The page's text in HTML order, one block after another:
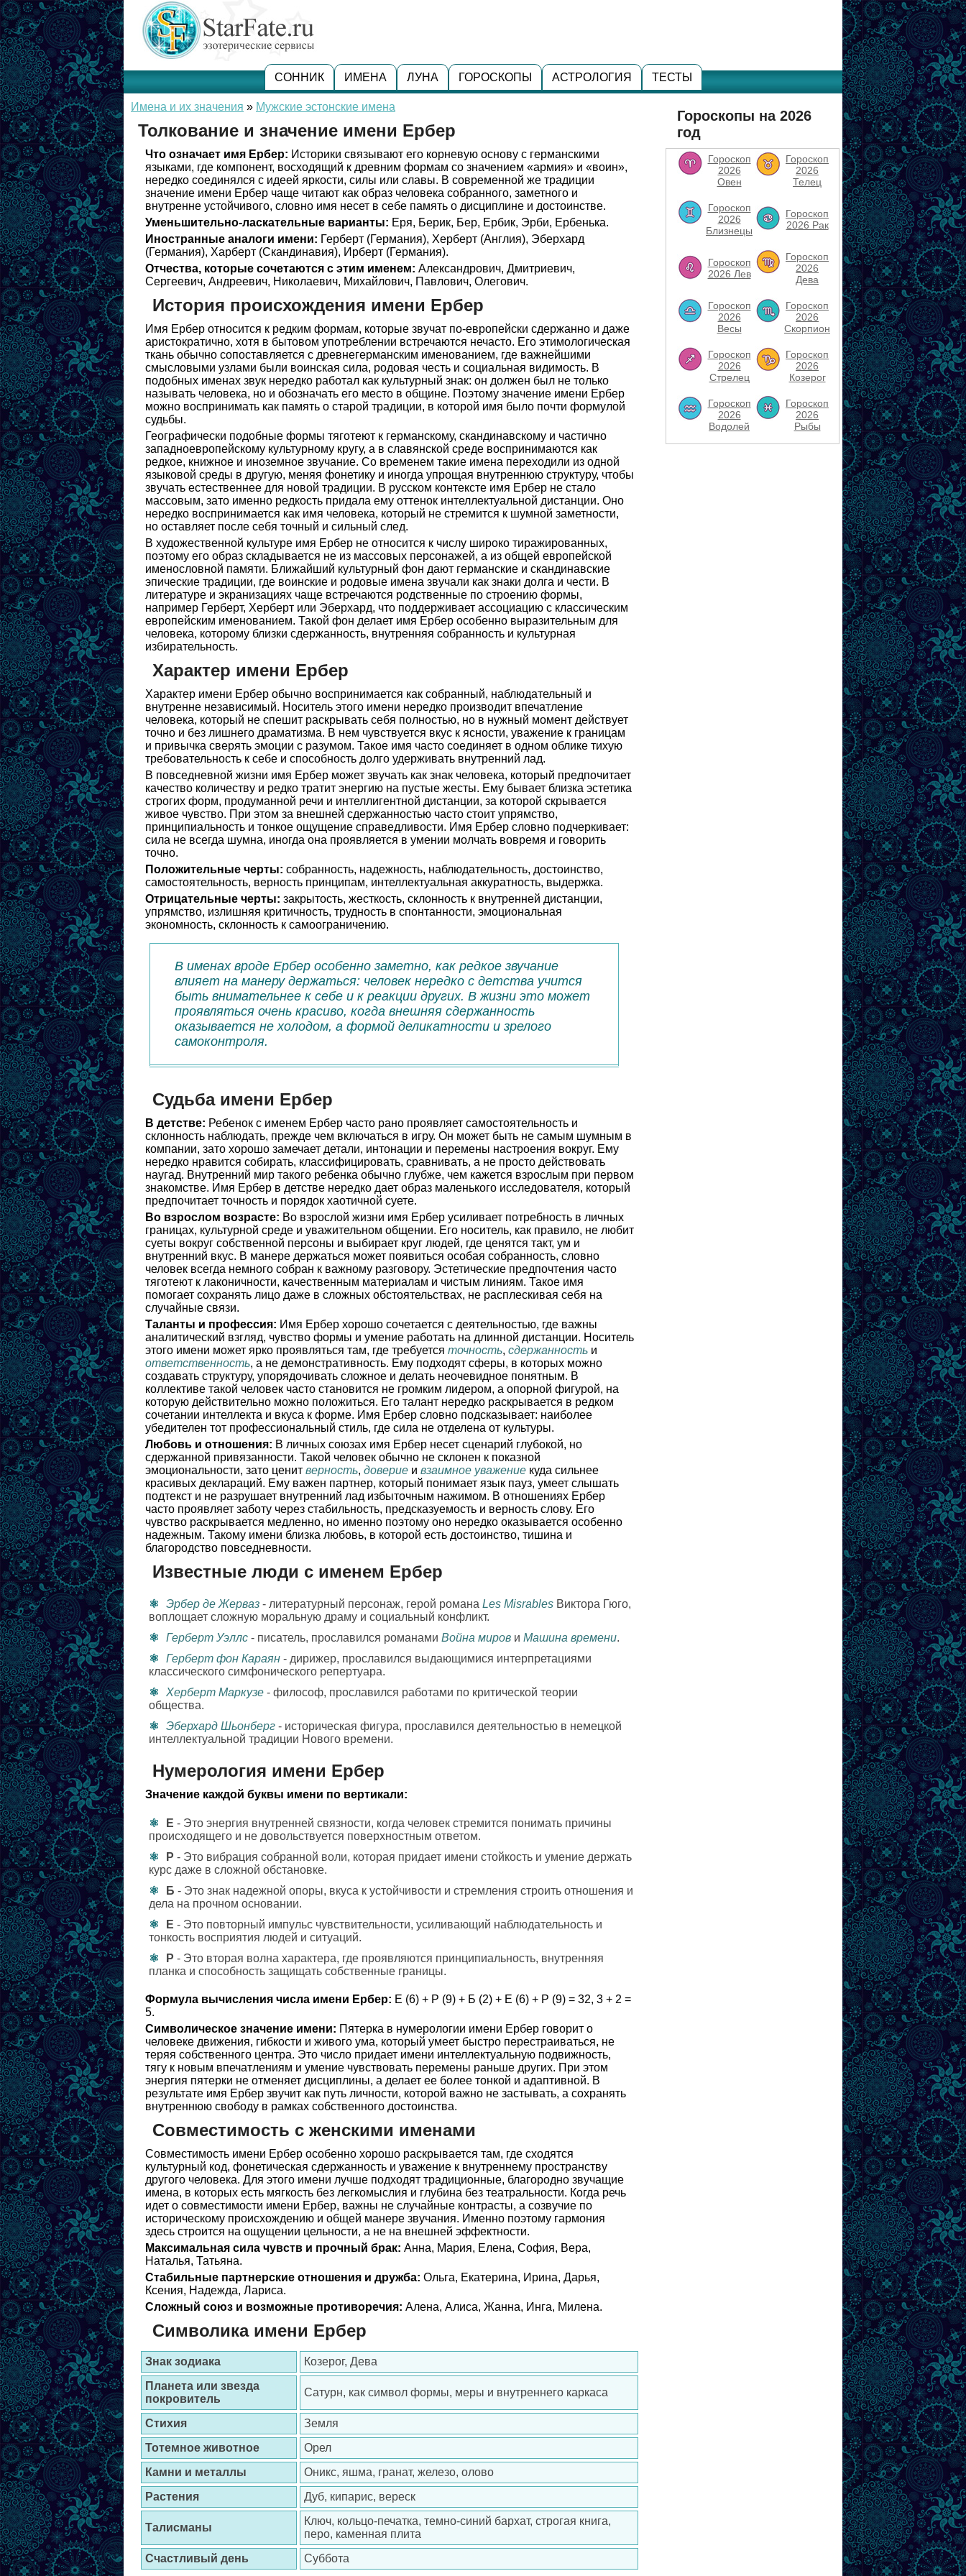
СОННИК ИМЕНА ЛУНА ГОРОСКОПЫ АСТРОЛОГИЯ ТЕСТЫ
Имена и их значения » Мужские эстонские имена
Толкование и значение имени Ербер
Что означает имя Ербер: Историки связывают его корневую основу с германскими
языками, где компонент, восходящий к древним формам со значением «армия» и «воин»,
нередко соединялся с идеей яркости, силы или славы. В современной же традиции
значение имени Ербер чаще читают как образ человека собранного, заметного и
внутренне устойчивого, словно имя несет в себе память о дисциплине и достоинстве.
Уменьшительно-ласкательные варианты: Еря, Берик, Бер, Ербик, Эрби, Ербенька.
Иностранные аналоги имени: Герберт (Германия), Херберт (Англия), Эберхард
(Германия), Харберт (Скандинавия), Ирберт (Германия).
Отчества, которые сочетаются с этим именем: Александрович, Дмитриевич,
Сергеевич, Андреевич, Николаевич, Михайлович, Павлович, Олегович.
История происхождения имени Ербер
Имя Ербер относится к редким формам, которые звучат по-европейски сдержанно и даже
аристократично, хотя в бытовом употреблении встречаются нечасто. Его этимологическая
ткань обычно сопоставляется с древнегерманским именованием, где важнейшими
смысловыми узлами были воинская сила, родовая честь и социальная видимость. В
подобных именах звук нередко работал как культурный знак: он должен был не только
называть человека, но и обозначать его место в общине. Поэтому значение имени Ербер
можно воспринимать как память о старой традиции, в которой имя было почти формулой
судьбы.
Географически подобные формы тяготеют к германскому, скандинавскому и частично
западноевропейскому культурному кругу, а в славянской среде воспринимаются как
редкое, книжное и иноземное звучание. Со временем такие имена переходили из одной
языковой среды в другую, меняя фонетику и иногда упрощая внутреннюю структуру, чтобы
звучать естественнее для новой традиции. В русском контексте имя Ербер не стало
массовым, зато именно редкость придала ему оттенок интеллектуальной дистанции. Оно
нередко воспринимается как имя человека, который не стремится к шумной заметности,
но оставляет после себя точный и сильный след.
В художественной культуре имя Ербер не относится к числу широко тиражированных,
поэтому его образ складывается не из массовых персонажей, а из общей европейской
именословной памяти. Ближайший культурный фон дают германские и скандинавские
эпические традиции, где воинские и родовые имена звучали как знаки долга и чести. В
литературе и экранизациях чаще встречаются родственные по строению формы,
например Герберт, Херберт или Эберхард, что поддерживает ассоциацию с классическим
европейским именованием. Такой фон делает имя Ербер особенно выразительным для
человека, которому близки сдержанность, внутренняя собранность и культурная
избирательность.
Характер имени Ербер
Характер имени Ербер обычно воспринимается как собранный, наблюдательный и
внутренне независимый. Носитель этого имени нередко производит впечатление
человека, который не спешит раскрывать себя полностью, но в нужный момент действует
точно и без лишнего драматизма. В нем чувствуется вкус к ясности, уважение к границам
и привычка сверять эмоции с разумом. Такое имя часто соединяет в одном облике тихую
требовательность к себе и способность долго удерживать внутренний лад.
В повседневной жизни имя Ербер может звучать как знак человека, который предпочитает
качество количеству и редко тратит энергию на пустые жесты. Ему бывает близка эстетика
строгих форм, продуманной речи и интеллигентной дистанции, за которой скрывается
живое чувство. При этом за внешней сдержанностью часто стоит упрямство,
принципиальность и тонкое ощущение справедливости. Имя Ербер словно подчеркивает:
сила не всегда шумна, иногда она проявляется в умении молчать вовремя и говорить
точно.
Положительные черты: собранность, надежность, наблюдательность, достоинство,
самостоятельность, верность принципам, интеллектуальная аккуратность, выдержка.
Отрицательные черты: закрытость, жесткость, склонность к внутренней дистанции,
упрямство, излишняя критичность, трудность в спонтанности, эмоциональная
экономность, склонность к самоограничению.
В именах вроде Ербер особенно заметно, как редкое звучание
влияет на манеру держаться: человек нередко с детства учится
быть внимательнее к себе и к реакции других. В жизни это может
проявляться очень красиво, когда внешняя сдержанность
оказывается не холодом, а формой деликатности и зрелого
самоконтроля.
Судьба имени Ербер
В детстве: Ребенок с именем Ербер часто рано проявляет самостоятельность и
склонность наблюдать, прежде чем включаться в игру. Он может быть не самым шумным в
компании, зато хорошо замечает детали, интонации и перемены настроения вокруг. Ему
нередко нравится собирать, классифицировать, сравнивать, а не просто действовать
наугад. Внутренний мир такого ребенка обычно глубже, чем кажется взрослым при первом
знакомстве. Имя Ербер в детстве нередко дает образ маленького исследователя, который
предпочитает точность и порядок хаотичной суете.
Во взрослом возрасте: Во взрослой жизни имя Ербер усиливает потребность в личных
границах, культурной среде и уважительном общении. Его носитель, как правило, не любит
суеты вокруг собственной персоны и выбирает круг людей, где ценятся такт, ум и
внутренний вкус. В манере держаться может появиться особая собранность, словно
человек всегда немного собран к важному разговору. Эстетические предпочтения часто
тяготеют к лаконичности, качественным материалам и чистым линиям. Такое имя
помогает сохранять лицо даже в сложных обстоятельствах, не расплескивая себя на
случайные связи.
Таланты и профессия: Имя Ербер хорошо сочетается с деятельностью, где важны
аналитический взгляд, чувство формы и умение работать на длинной дистанции. Носитель
этого имени может ярко проявляться там, где требуется точность, сдержанность и
ответственность, а не демонстративность. Ему подходят сферы, в которых можно
создавать структуру, упорядочивать сложное и делать неочевидное понятным. В
коллективе такой человек часто становится не громким лидером, а опорной фигурой, на
которую действительно можно положиться. Его талант нередко раскрывается в редком
сочетании интеллекта и вкуса к форме. Имя Ербер словно подсказывает: наиболее
убедителен тот профессиональный стиль, где сила не отделена от культуры.
Любовь и отношения: В личных союзах имя Ербер несет сценарий глубокой, но
сдержанной привязанности. Такой человек обычно не склонен к показной
эмоциональности, зато ценит верность, доверие и взаимное уважение куда сильнее
красивых деклараций. Ему важен партнер, который понимает язык пауз, умеет слышать
подтекст и не разрушает внутренний лад избыточным нажимом. В отношениях Ербер
часто проявляет заботу через стабильность, предсказуемость и верность слову. Его
чувство раскрывается медленно, но именно поэтому оно нередко оказывается особенно
надежным. Такому имени близка любовь, в которой есть достоинство, тишина и
благородство повседневности.
Известные люди с именем Ербер
Эрбер де Жерваз - литературный персонаж, герой романа Les Misrables Виктора Гюго,
воплощает сложную моральную драму и социальный конфликт.
Герберт Уэллс - писатель, прославился романами Война миров и Машина времени.
Герберт фон Караян - дирижер, прославился выдающимися интерпретациями
классического симфонического репертуара.
Херберт Маркузе - философ, прославился работами по критической теории
общества.
Эберхард Шьонберг - историческая фигура, прославился деятельностью в немецкой
интеллектуальной традиции Нового времени.
Нумерология имени Ербер
Значение каждой буквы имени по вертикали:
Е - Это энергия внутренней связности, когда человек стремится понимать причины
происходящего и не довольствуется поверхностным ответом.
Р - Это вибрация собранной воли, которая придает имени стойкость и умение держать
курс даже в сложной обстановке.
Б - Это знак надежной опоры, вкуса к устойчивости и стремления строить отношения и
дела на прочном основании.
Е - Это повторный импульс чувствительности, усиливающий наблюдательность и
тонкость восприятия людей и ситуаций.
Р - Это вторая волна характера, где проявляются принципиальность, внутренняя
планка и способность защищать собственные границы.
Формула вычисления числа имени Ербер: Е (6) + Р (9) + Б (2) + Е (6) + Р (9) = 32, 3 + 2 =
5.
Символическое значение имени: Пятерка в нумерологии имени Ербер говорит о
человеке движения, гибкости и живого ума, который умеет быстро перестраиваться, не
теряя собственного центра. Это число придает имени интеллектуальную подвижность,
тягу к новым впечатлениям и умение чувствовать перемены раньше других. При этом
энергия пятерки не отменяет дисциплины, а делает ее более тонкой и адаптивной. В
результате имя Ербер звучит как путь личности, которой важно не застывать, а сохранять
внутреннюю свободу в рамках собственного достоинства.
Совместимость с женскими именами
Совместимость имени Ербер особенно хорошо раскрывается там, где сходятся
культурный код, фонетическая сдержанность и уважение к внутреннему пространству
другого человека. Для этого имени лучше подходят традиционные, благородно звучащие
имена, в которых есть мягкость без легкомыслия и глубина без театральности. Когда речь
идет о совместимости имени Ербер, важны не случайные контрасты, а созвучие по
историческому происхождению и общей манере звучания. Именно поэтому гармония
здесь строится на ощущении цельности, а не на внешней эффектности.
Максимальная сила чувств и прочный брак: Анна, Мария, Елена, София, Вера,
Наталья, Татьяна.
Стабильные партнерские отношения и дружба: Ольга, Екатерина, Ирина, Дарья,
Ксения, Надежда, Лариса.
Сложный союз и возможные противоречия: Алена, Алиса, Жанна, Инга, Милена.
Символика имени Ербер
Знак зодиака
Козерог, Дева
Планета или звезда
покровитель
Сатурн, как символ формы, меры и внутреннего каркаса
Стихия
Земля
Тотемное животное
Орел
Камни и металлы
Оникс, яшма, гранат, железо, олово
Растения
Дуб, кипарис, вереск
Талисманы
Ключ, кольцо-печатка, темно-синий бархат, строгая книга,
перо, каменная плита
Счастливый день
Суббота
Гороскопы на 2026
год
Гороскоп
2026
Овен
Гороскоп
2026
Телец
Гороскоп
2026
Близнецы
Гороскоп
2026 Рак
Гороскоп
2026 Лев
Гороскоп
2026
Дева
Гороскоп
2026
Весы
Гороскоп
2026
Скорпион
Гороскоп
2026
Стрелец
Гороскоп
2026
Козерог
Гороскоп
2026
Водолей
Гороскоп
2026
Рыбы